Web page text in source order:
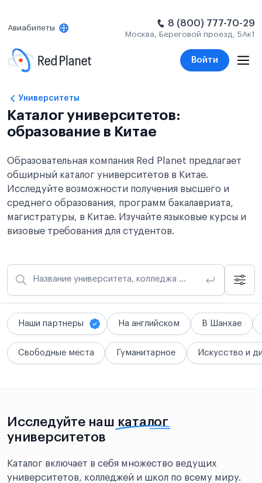
Авиабилеты 8 (800) 777-70-29
Москва, Береговой проезд, 5Ак1
Войти
Университеты
Каталог университетов:
образование в Китае
Образовательная компания Red Planet предлагает
обширный каталог университетов в Китае.
Исследуйте возможности получения высшего и
среднего образования, программ бакалавриата,
магистратуры, в Китае. Изучайте языковые курсы и
визовые требования для студентов.
Название университета, колледжа или школы
Наши партнеры На английском В Шанхае
Свободные места Гуманитарное Искусство и
Исследуйте наш каталог
университетов
Каталог включает в себя множество ведущих
университетов, колледжей и школ по всему миру.